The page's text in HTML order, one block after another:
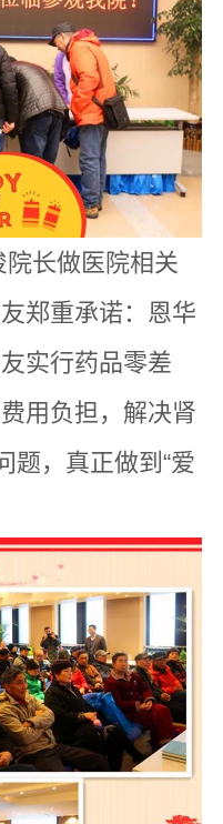
长做医院相关
郑重承诺：恩华
实行药品零差
用负担，解决肾
题，真正做到“爱